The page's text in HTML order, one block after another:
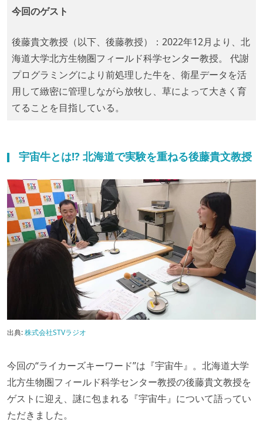
今回のゲスト
後藤貴文教授（以下、後藤教授）：2022年12月より、北
海道大学北方生物圏フィールド科学センター教授。 代謝
プログラミングにより前処理した牛を、衛星データを活
用して緻密に管理しながら放牧し、草によって大きく育
てることを目指している。
宇宙牛とは!? 北海道で実験を重ねる後藤貴文教授
出典:株式会社STVラジオ
今回の“ライカーズキーワード”は『宇宙牛』。北海道大学
北方生物圏フィールド科学センター教授の後藤貴文教授を
ゲストに迎え、謎に包まれる『宇宙牛』について語ってい
ただきました。